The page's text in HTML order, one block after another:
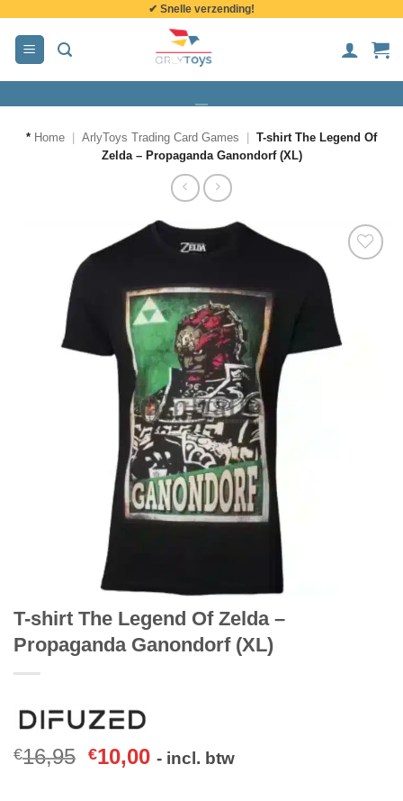
inhoud
✔ Snelle verzending!
* Home ArlyToys Trading Card Games
T-shirt The Legend Of
Zelda – Propaganda Ganondorf (XL)
T-shirt The Legend Of Zelda –
Propaganda Ganondorf (XL)
€16,95 €10,00 - incl. btw